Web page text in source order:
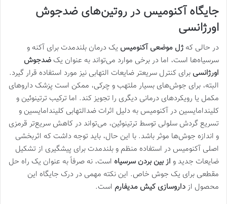
جایگاه آکنومیس در روتین‌های ضدجوش
اورژانسی
در حالی که ژل موضعی آکنومیس یک درمان بلندمدت برای آکنه و
سرسیاه‌ها است، اما در برخی موارد می‌تواند به عنوان یک ضدجوش
اورژانسی برای کنترل سریعتر ضایعات التهابی نیز مورد استفاده قرار گیرد.
البته، برای جوش‌های بسیار ملتهب و چرکی، ممکن است پزشک داروهای
مکمل یا رویکردهای درمانی دیگری را تجویز کند. اما ترکیب ترتینوئین و
کلیندامایسین در آکنومیس به دلیل اثرات ضدالتهابی کلیندامایسین و
تسریع گردش سلولی توسط ترتینوئین، می‌تواند در کاهش سریع‌تر قرمزی
و اندازه جوش‌ها موثر باشد. با این حال، باید توجه داشت که اثربخشی
اصلی آکنومیس در استفاده منظم و بلندمدت برای پیشگیری از تشکیل
ضایعات جدید و از بین بردن سرسیاه است، نه صرفاً به عنوان یک راه حل
مقطعی برای یک جوش خاص. این نکته مهمی در درک جایگاه این
محصول ازداروسازی کیش مدیفارم است.